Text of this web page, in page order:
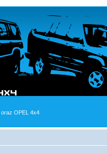
oraz OPEL 4x4